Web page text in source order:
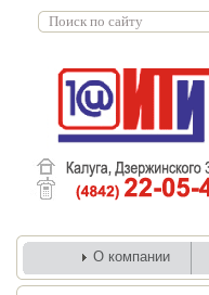
О компании